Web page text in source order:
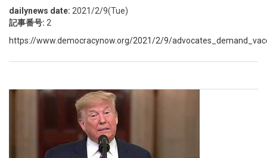
dailynews date: 2021/2/9(Tue)
記事番号: 2
https://www.democracynow.org/2021/2/9/